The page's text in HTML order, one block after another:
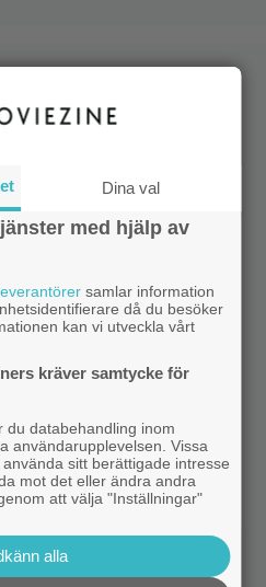
Dina val
med hjälp av
samlar information
då du besöker
kan vi utveckla vårt
kräver samtycke för
du databehandling inom
användarupplevelsen. Vissa
sitt berättigade intresse
mot det eller ändra andra
att välja "Inställningar"
alla